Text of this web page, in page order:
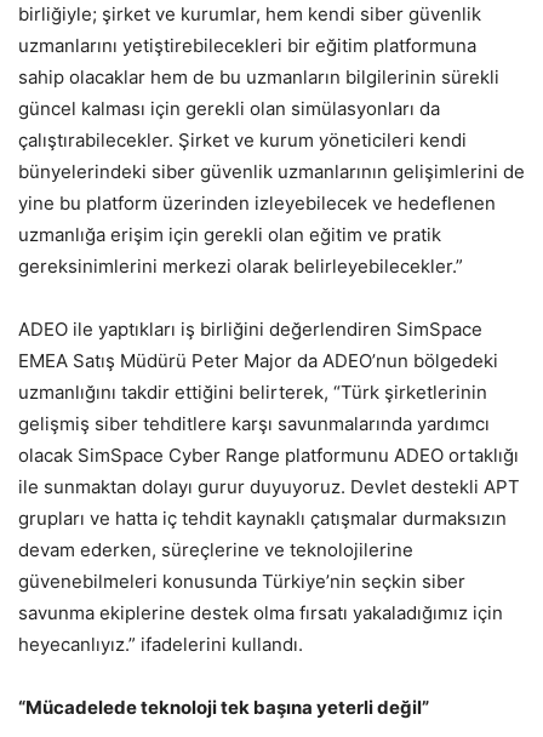
birliğiyle; şirket ve kurumlar, hem kendi siber güvenlik
uzmanlarını yetiştirebilecekleri bir eğitim platformuna
sahip olacaklar hem de bu uzmanların bilgilerinin sürekli
güncel kalması için gerekli olan simülasyonları da
çalıştırabilecekler. Şirket ve kurum yöneticileri kendi
bünyelerindeki siber güvenlik uzmanlarının gelişimlerini de
yine bu platform üzerinden izleyebilecek ve hedeflenen
uzmanlığa erişim için gerekli olan eğitim ve pratik
gereksinimlerini merkezi olarak belirleyebilecekler.”
ADEO ile yaptıkları iş birliğini değerlendiren SimSpace
EMEA Satış Müdürü Peter Major da ADEO’nun bölgedeki
uzmanlığını takdir ettiğini belirterek, “Türk şirketlerinin
gelişmiş siber tehditlere karşı savunmalarında yardımcı
olacak SimSpace Cyber Range platformunu ADEO ortaklığı
ile sunmaktan dolayı gurur duyuyoruz. Devlet destekli APT
grupları ve hatta iç tehdit kaynaklı çatışmalar durmaksızın
devam ederken, süreçlerine ve teknolojilerine
güvenebilmeleri konusunda Türkiye’nin seçkin siber
savunma ekiplerine destek olma fırsatı yakaladığımız için
heyecanlıyız.” ifadelerini kullandı.
“Mücadelede teknoloji tek başına yeterli değil”